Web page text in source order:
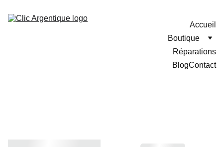
Accueil
Boutique
Réparations
BlogContact